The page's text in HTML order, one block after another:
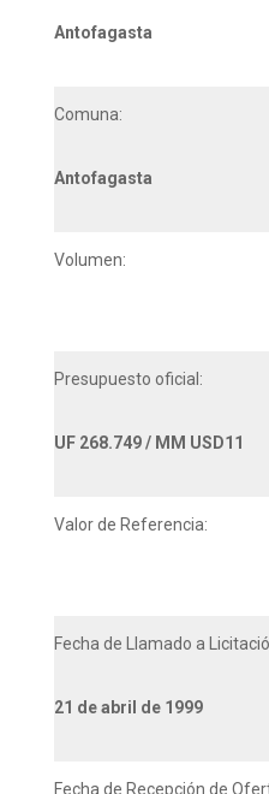
Antofagasta
Comuna:
Antofagasta
Volumen:
Presupuesto oficial:
UF 268.749 / MM USD11
Valor de Referencia:
Fecha de Llamado a
21 de abril de 1999
Fecha de Recepción de